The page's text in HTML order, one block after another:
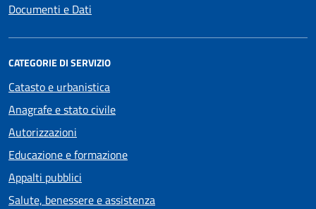
Documenti e Dati
CATEGORIE DI SERVIZIO
Catasto e urbanistica
Anagrafe e stato civile
Autorizzazioni
Educazione e formazione
Appalti pubblici
Salute, benessere e assistenza